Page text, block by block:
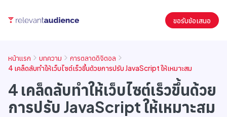
ขอรับข้อเสนอ
หน้าแรก บทความ
การตลาดดิจิตอล
4 เคล็ดลับทำให้เว็บไซต์เร็วขึ้นด้วยการปรับ JavaScript ให้เหมาะสม
4 เคล็ดลับทำให้เว็บไซต์เร็วขึ้นด้วย
การปรับ JavaScript ให้เหมาะสม